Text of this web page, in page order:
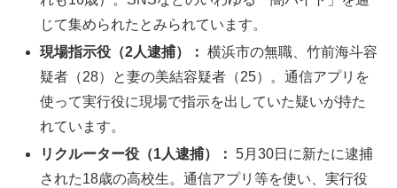
じて集められたとみられています。
現場指示役（2人逮捕）： 横浜市の無職、竹前海斗容
疑者（28）と妻の美結容疑者（25）。通信アプリを
使って実行役に現場で指示を出していた疑いが持た
れています。
リクルーター役（1人逮捕）： 5月30日に新たに逮捕
された18歳の高校生。通信アプリ等を使い、実行役